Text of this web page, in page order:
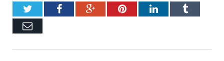
TwitterFacebookGoogle+PinterestLinkedInTumblr
Email